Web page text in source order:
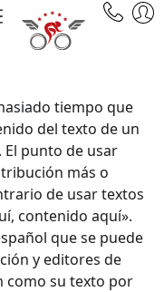
tiempo que
del texto de un
punto de usar
más o
de usar textos
contenido aquí».
que se puede
y editores de
como su texto por